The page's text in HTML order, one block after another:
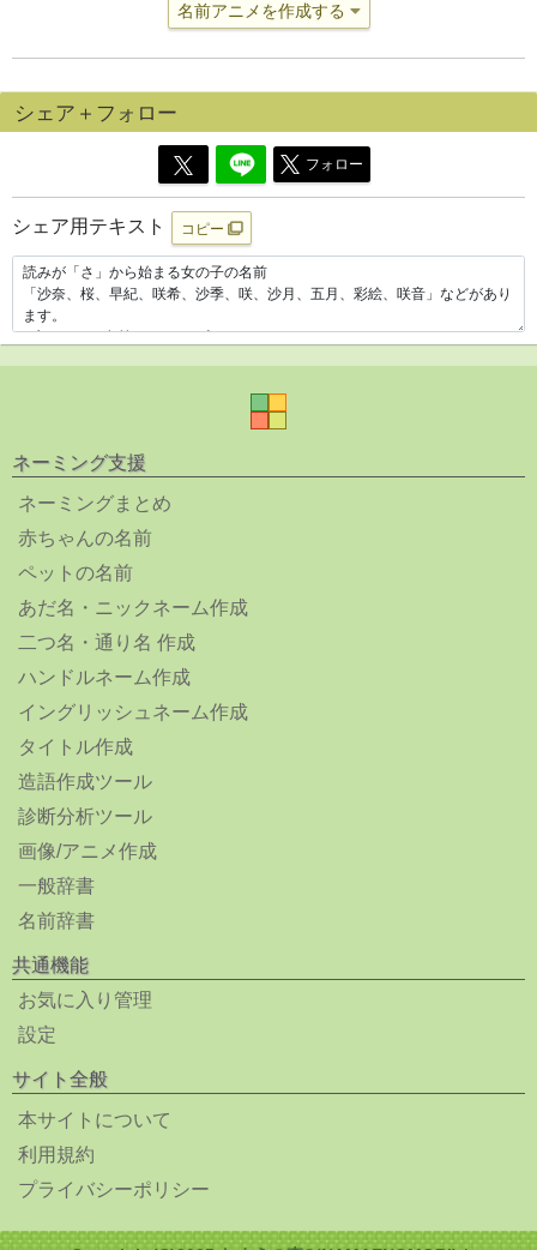
名前アニメを作成する
シェア＋フォロー
フォロー
シェア用テキスト コピー
ネーミング支援
ネーミングまとめ
赤ちゃんの名前
ペットの名前
あだ名・ニックネーム作成
二つ名・通り名 作成
ハンドルネーム作成
イングリッシュネーム作成
タイトル作成
造語作成ツール
診断分析ツール
画像/アニメ作成
一般辞書
名前辞書
共通機能
お気に入り管理
設定
サイト全般
本サイトについて
利用規約
プライバシーポリシー